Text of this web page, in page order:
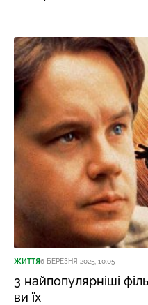
ЖИТТЯ6 БЕРЕЗНЯ 2025, 10:05
3 найпопулярніші
ви їх